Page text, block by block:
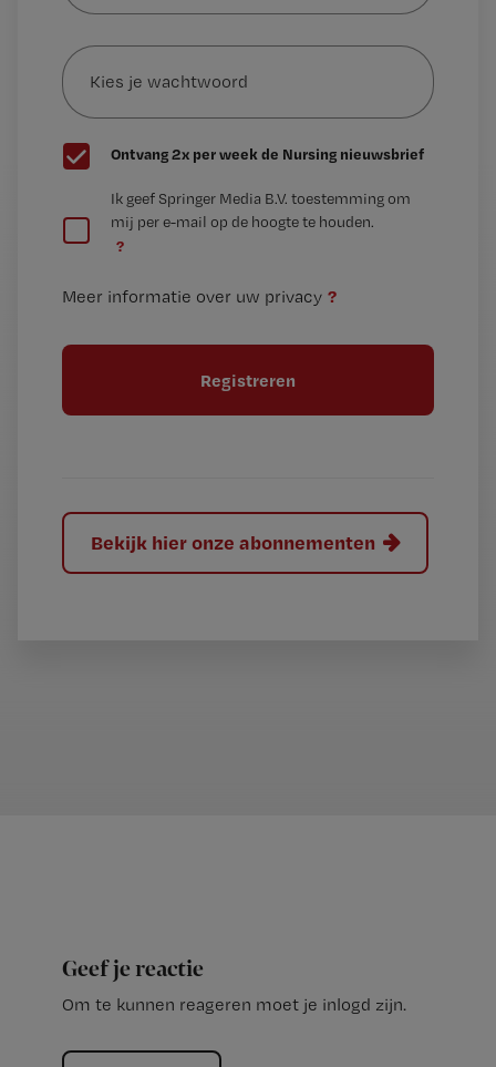
mailadres?
Kies
je
wachtwoord
G
e
t
Ontvang 2x per week de Nursing nieuwsbrief
e
t
l
Ik geef Springer Media B.V. toestemming om
mij per e-mail op de hoogte te houden.
?
Meer informatie over uw privacy ?
Bekijk hier onze abonnementen
Geef je reactie
Om te kunnen reageren moet je inlogd zijn.